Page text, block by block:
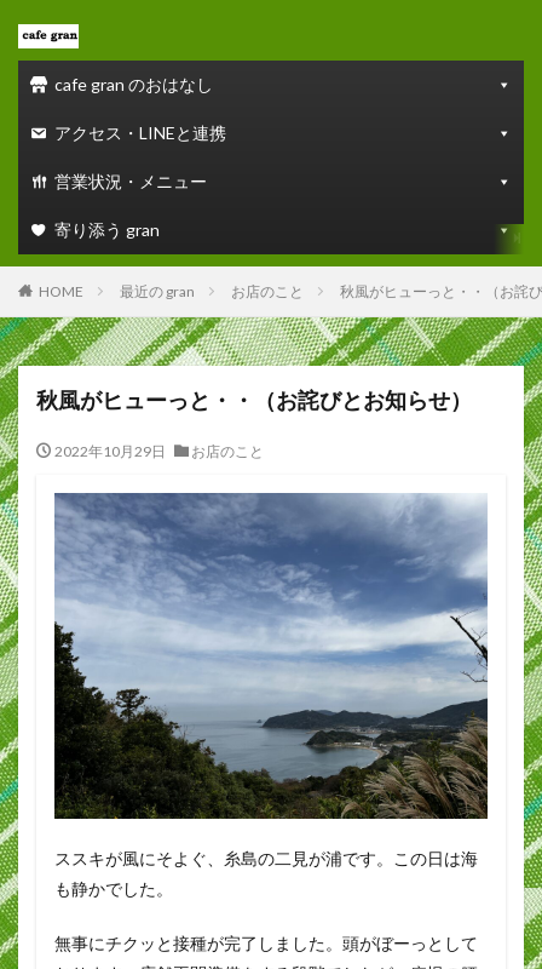
cafe gran のおはなし
アクセス・LINEと連携
営業状況・メニュー
寄り添う gran
HOME 最近の gran お店のこと 秋風がヒューっと・・（お詫
秋風がヒューっと・・（お詫びとお知らせ）
2022年10月29日 お店のこと
ススキが風にそよぐ、糸島の二見が浦です。この日は海
も静かでした。
無事にチクッと接種が完了しました。頭がぼーっとして